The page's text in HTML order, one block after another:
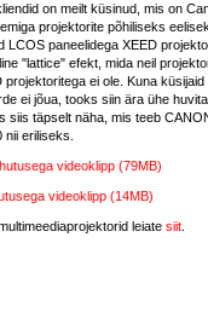
on meilt küsinud, mis on
projektorite põhiliseks
LCOS paneelidega XEED
"lattice" efekt, mida neil
projektoritega ei ole. Kuna küsijaid
ei jõua, tooks siin ära ühe
siis täpselt näha, mis teeb
nii eriliseks.
videoklipp (79MB)
videoklipp (14MB)
leiate siit